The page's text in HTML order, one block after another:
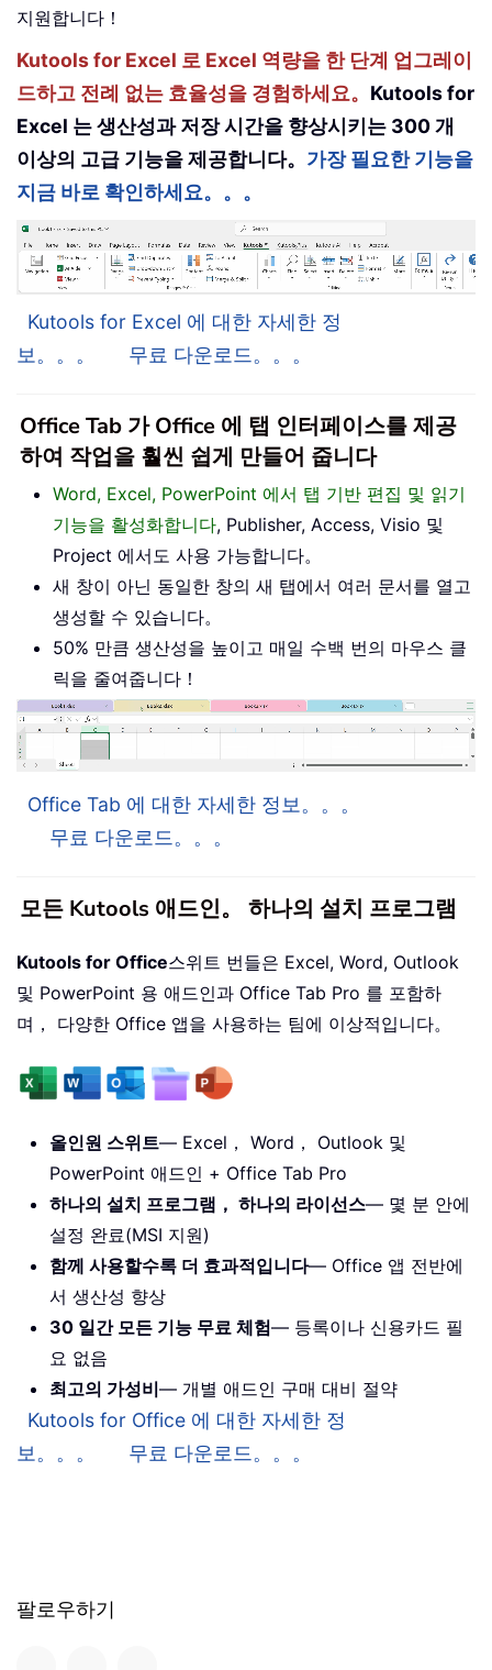
지원합니다！
Kutools for Excel 로 Excel 역량을 한 단계 업그레이
드하고 전례 없는 효율성을 경험하세요。 Kutools for
Excel 는 생산성과 저장 시간을 향상시키는 300 개
이상의 고급 기능을 제공합니다。 가장 필요한 기능을
지금 바로 확인하세요。。。
Kutools for Excel 에 대한 자세한 정
보。。。
무료 다운로드。。。
Office Tab 가 Office 에 탭 인터페이스를 제공
하여 작업을 훨씬 쉽게 만들어 줍니다
Word, Excel, PowerPoint 에서 탭 기반 편집 및 읽기
기능을 활성화합니다, Publisher, Access, Visio 및
Project 에서도 사용 가능합니다。
새 창이 아닌 동일한 창의 새 탭에서 여러 문서를 열고
생성할 수 있습니다。
50% 만큼 생산성을 높이고 매일 수백 번의 마우스 클
릭을 줄여줍니다！
Office Tab 에 대한 자세한 정보。。。
무료 다운로드。。。
모든 Kutools 애드인。 하나의 설치 프로그램
Kutools for Office스위트 번들은 Excel, Word, Outlook
및 PowerPoint 용 애드인과 Office Tab Pro 를 포함하
며， 다양한 Office 앱을 사용하는 팀에 이상적입니다。
올인원 스위트— Excel， Word， Outlook 및
PowerPoint 애드인 + Office Tab Pro
하나의 설치 프로그램， 하나의 라이선스— 몇 분 안에
설정 완료(MSI 지원)
함께 사용할수록 더 효과적입니다— Office 앱 전반에
서 생산성 향상
30 일간 모든 기능 무료 체험— 등록이나 신용카드 필
요 없음
최고의 가성비— 개별 애드인 구매 대비 절약
Kutools for Office 에 대한 자세한 정
보。。。
무료 다운로드。。。
팔로우하기